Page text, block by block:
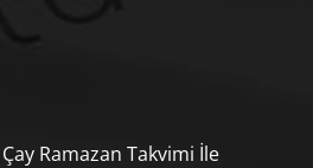
Ramazan Takvimi İle